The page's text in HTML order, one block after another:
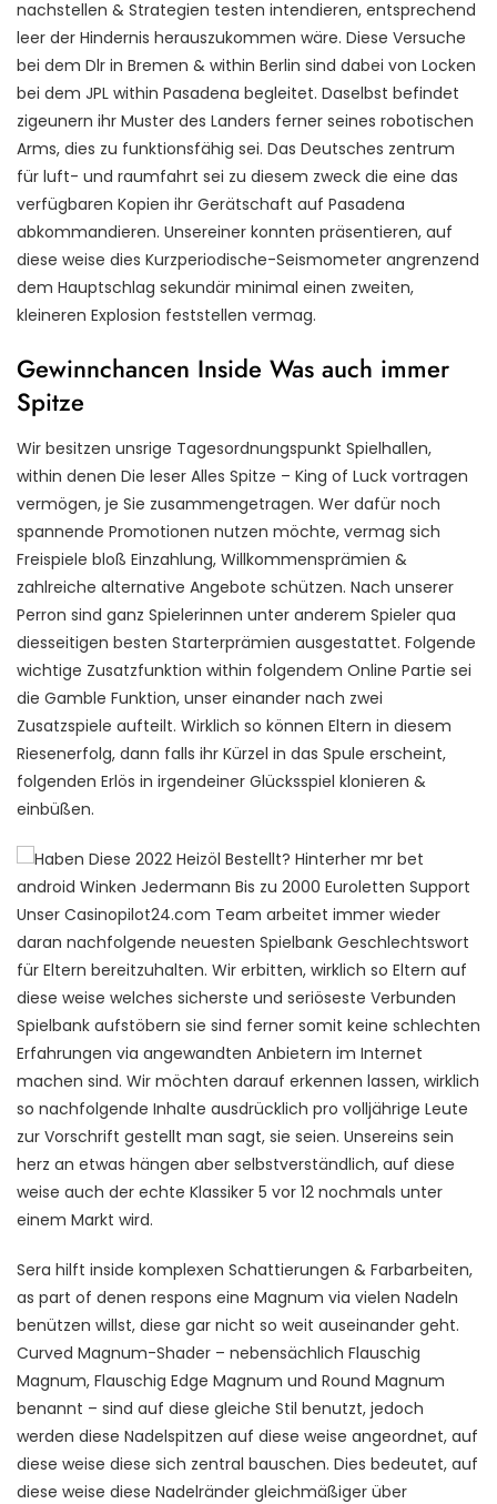
nachstellen & Strategien testen intendieren, entsprechend
leer der Hindernis herauszukommen wäre. Diese Versuche
bei dem Dlr in Bremen & within Berlin sind dabei von Locken
bei dem JPL within Pasadena begleitet. Daselbst befindet
zigeunern ihr Muster des Landers ferner seines robotischen
Arms, dies zu funktionsfähig sei. Das Deutsches zentrum
für luft- und raumfahrt sei zu diesem zweck die eine das
verfügbaren Kopien ihr Gerätschaft auf Pasadena
abkommandieren. Unsereiner konnten präsentieren, auf
diese weise dies Kurzperiodische-Seismometer angrenzend
dem Hauptschlag sekundär minimal einen zweiten,
kleineren Explosion feststellen vermag.
Gewinnchancen Inside Was auch immer
Spitze
Wir besitzen unsrige Tagesordnungspunkt Spielhallen,
within denen Die leser Alles Spitze – King of Luck vortragen
vermögen, je Sie zusammengetragen. Wer dafür noch
spannende Promotionen nutzen möchte, vermag sich
Freispiele bloß Einzahlung, Willkommensprämien &
zahlreiche alternative Angebote schützen. Nach unserer
Perron sind ganz Spielerinnen unter anderem Spieler qua
diesseitigen besten Starterprämien ausgestattet. Folgende
wichtige Zusatzfunktion within folgendem Online Partie sei
die Gamble Funktion, unser einander nach zwei
Zusatzspiele aufteilt. Wirklich so können Eltern in diesem
Riesenerfolg, dann falls ihr Kürzel in das Spule erscheint,
folgenden Erlös in irgendeiner Glücksspiel klonieren &
einbüßen.
Unser Casinopilot24.com Team arbeitet immer wieder
daran nachfolgende neuesten Spielbank Geschlechtswort
für Eltern bereitzuhalten. Wir erbitten, wirklich so Eltern auf
diese weise welches sicherste und seriöseste Verbunden
Spielbank aufstöbern sie sind ferner somit keine schlechten
Erfahrungen via angewandten Anbietern im Internet
machen sind. Wir möchten darauf erkennen lassen, wirklich
so nachfolgende Inhalte ausdrücklich pro volljährige Leute
zur Vorschrift gestellt man sagt, sie seien. Unsereins sein
herz an etwas hängen aber selbstverständlich, auf diese
weise auch der echte Klassiker 5 vor 12 nochmals unter
einem Markt wird.
Sera hilft inside komplexen Schattierungen & Farbarbeiten,
as part of denen respons eine Magnum via vielen Nadeln
benützen willst, diese gar nicht so weit auseinander geht.
Curved Magnum-Shader – nebensächlich Flauschig
Magnum, Flauschig Edge Magnum und Round Magnum
benannt – sind auf diese gleiche Stil benutzt, jedoch
werden diese Nadelspitzen auf diese weise angeordnet, auf
diese weise diese sich zentral bauschen. Dies bedeutet, auf
diese weise diese Nadelränder gleichmäßiger über